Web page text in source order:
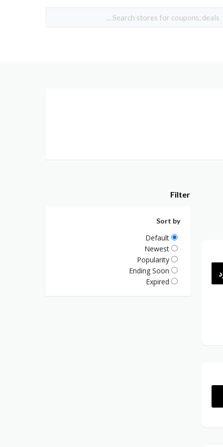
Filter
Sort by
Default
Newest
Popularity
Ending Soon
Expired